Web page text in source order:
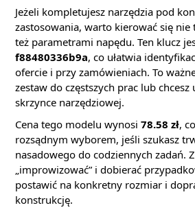
Jeżeli kompletujesz narzędzia pod
zastosowania, warto kierować się
też parametrami napędu. Ten klucz
f88480336b9a, co ułatwia
ofercie i przy zamówieniach. To
zestaw do częstszych prac lub chcesz
skrzynce narzędziowej.
Cena tego modelu wynosi 78.58 zł,
rozsądnym wyborem, jeśli szukasz
nasadowego do codziennych zadań.
„improwizować” i dobierać
postawić na konkretny rozmiar i
konstrukcję.